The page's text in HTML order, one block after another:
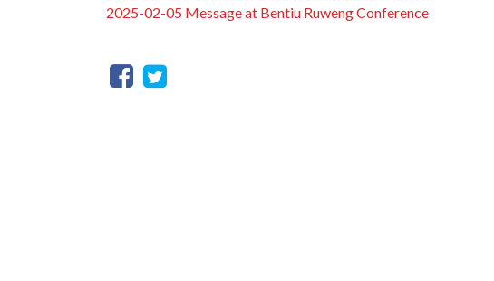
2025-02-05 Message at Bentiu Ruweng Conference